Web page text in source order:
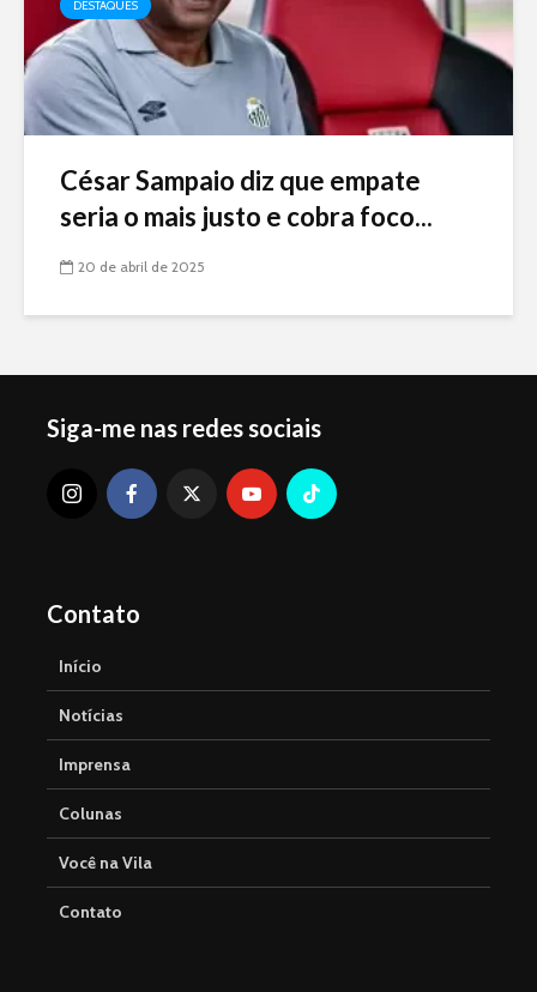
DESTAQUES
César Sampaio diz que empate
seria o mais justo e cobra foco...
20 de abril de 2025
Siga-me nas redes sociais
Contato
Início
Notícias
Imprensa
Colunas
Você na Vila
Contato